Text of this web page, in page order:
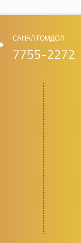
САНАЛ ГОМДОЛ
7755-2272